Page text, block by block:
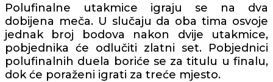
Polufinalne utakmice igraju se na dva
dobijena meča. U slučaju da oba tima osvoje
jednak broj bodova nakon dvije utakmice,
pobjednika će odlučiti zlatni set. Pobjednici
polufinalnih duela boriće se za titulu u finalu,
dok će poraženi igrati za treće mjesto.